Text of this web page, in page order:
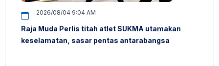
2026/08/04 9:04 AM
Raja Muda Perlis titah atlet SUKMA utamakan
keselamatan, sasar pentas antarabangsa